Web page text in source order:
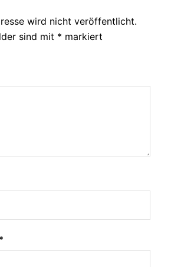
wird nicht veröffentlicht.
sind mit * markiert
*